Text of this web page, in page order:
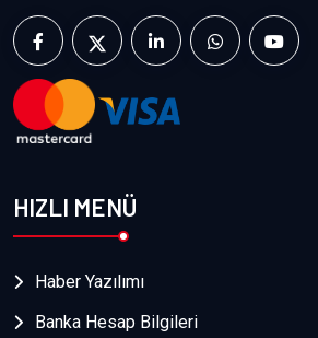
HIZLI MENÜ
Haber Yazılımı
Banka Hesap Bilgileri